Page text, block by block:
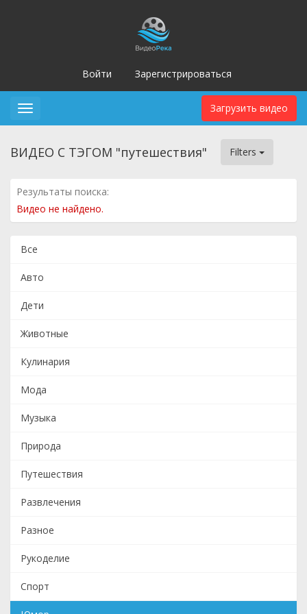
Войти Зарегистрироваться
Загрузить видео
Toggle
ВИДЕО С ТЭГОМ "путешествия" Filters
Результаты поиска:
Видео не найдено.
Все
Авто
Дети
Животные
Кулинария
Мода
Музыка
Природа
Путешествия
Развлечения
Разное
Рукоделие
Спорт